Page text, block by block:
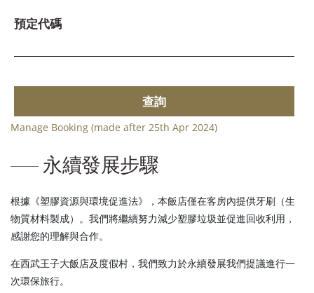
預定代碼
查詢
Manage Booking (made after 25th Apr 2024)
永續發展步驟
根據《塑膠資源與環境促進法》，本飯店僅在客房內提供牙刷（生
物質材料製成）。我們將繼續努力減少塑膠垃圾並促進回收利用，
感謝您的理解與合作。
在西武王子大飯店及度假村，我們致力於永續發展我們提議進行一
次環保旅行。